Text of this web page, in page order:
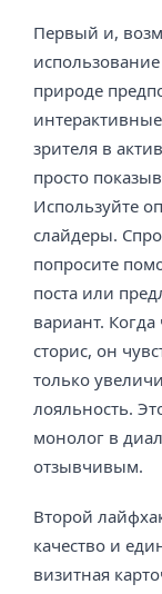
Первый и,
природе
зрителя в
просто
Используйте
слайдеры.
попросите
поста или
вариант.
сторис, он
только
лояльность.
монолог в
отзывчивым.
Второй
качество и
визитная